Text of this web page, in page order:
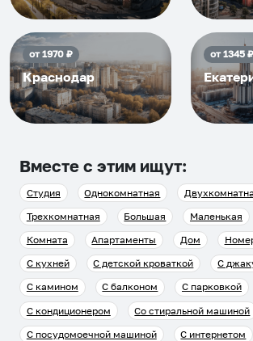
от1970₽
Краснодар
от1345₽
Вместе с этим ищут:
Студия Однокомнатная
Трехкомнатная
Большая Маленькая
Комната
Апартаменты Дом
С кухней
С детской кроваткой
С
С камином
С балконом С парковкой
С кондиционером
Со стиральной машиной
С посудомоечной машиной
С интернетом